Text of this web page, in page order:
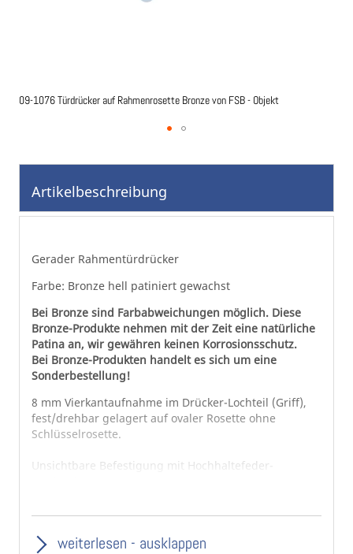
09-1076 Türdrücker auf Rahmenrosette Bronze von FSB - Objekt
Anfang
Bildgalerie
springen
Artikelbeschreibung
Gerader Rahmentürdrücker
Farbe: Bronze hell patiniert gewachst
Bei Bronze sind Farbabweichungen möglich. Diese
Bronze-Produkte nehmen mit der Zeit eine natürliche
Patina an, wir gewähren keinen Korrosionsschutz.
Bei Bronze-Produkten handelt es sich um eine
Sonderbestellung!
8 mm Vierkantaufnahme im Drücker-Lochteil (Griff),
fest/drehbar gelagert auf ovaler Rosette ohne
Schlüsselrosette.
Unsichtbare Befestigung mit Hochhaltefeder-
M5.
Es handelt sich nur um einen Griff befestigt auf einer
weiterlesen - ausklappen